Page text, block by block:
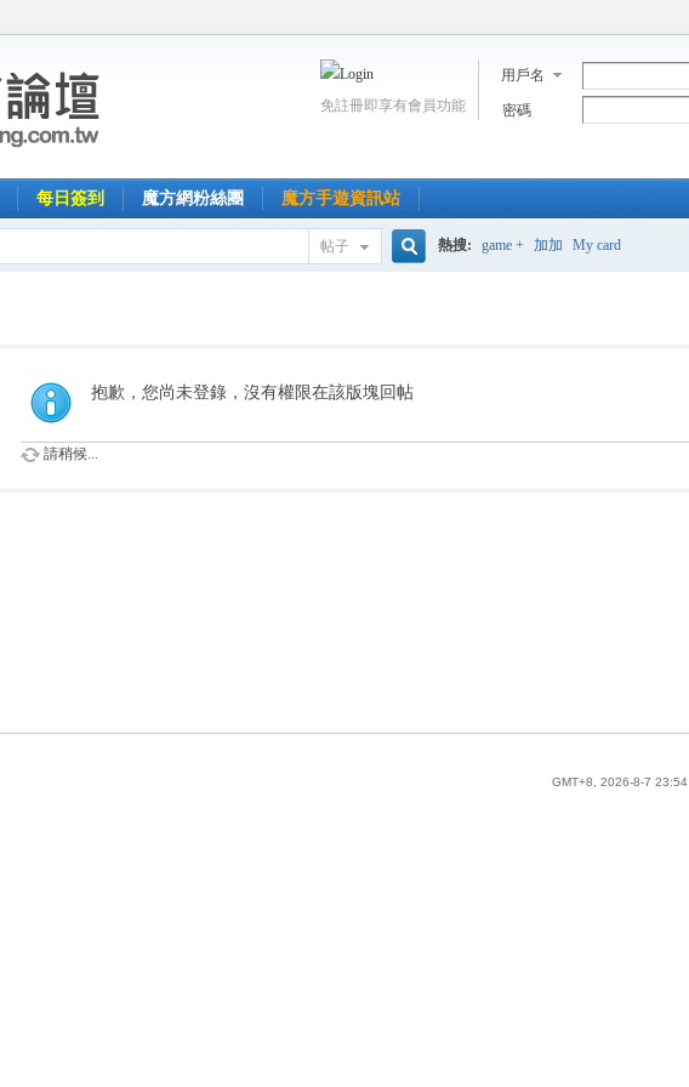
用戶名
密碼
免註冊即享有會員功能
每日簽到 魔方網粉絲團 魔方手遊資訊站
帖子
索
熱搜: game + 加加 My card
抱歉，您尚未登錄，沒有權限在該版塊回帖
請稍候...
GMT+8, 2026-8-7 23:54